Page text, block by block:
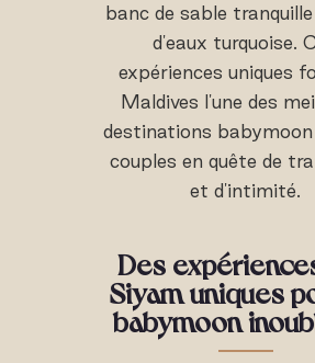
banc de sable
d'eaux turquoise.
expériences uniques
Maldives l'une des
destinations
couples en quête de
et d'intimité.
Des
Siyam uniques
babymoon